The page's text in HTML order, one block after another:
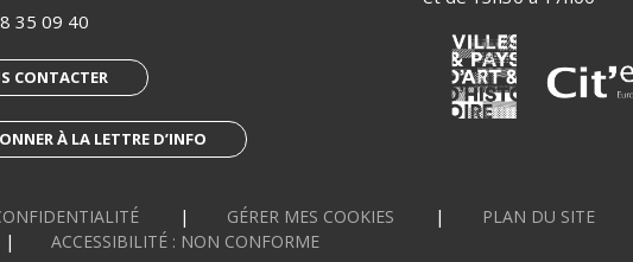
35 09 40
CONTACTER
À LA LETTRE D’INFO
GÉRER MES COOKIES PLAN DU SITE
ACCESSIBILITÉ : NON CONFORME